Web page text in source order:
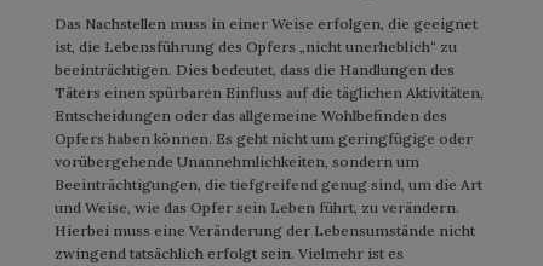
Das Nachstellen muss in einer Weise erfolgen, die geeignet
ist, die Lebensführung des Opfers „nicht unerheblich“ zu
beeinträchtigen. Dies bedeutet, dass die Handlungen des
Täters einen spürbaren Einfluss auf die täglichen Aktivitäten,
Entscheidungen oder das allgemeine Wohlbefinden des
Opfers haben können. Es geht nicht um geringfügige oder
vorübergehende Unannehmlichkeiten, sondern um
Beeinträchtigungen, die tiefgreifend genug sind, um die Art
und Weise, wie das Opfer sein Leben führt, zu verändern.
Hierbei muss eine Veränderung der Lebensumstände nicht
zwingend tatsächlich erfolgt sein. Vielmehr ist es